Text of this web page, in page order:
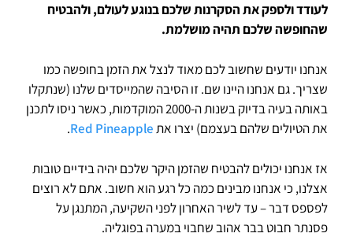
לעודד ולספק את הסקרנות שלכם בנוגע לעולם, ולהבטיח
שהחופשה שלכם תהיה מושלמת.
אנחנו יודעים שחשוב לכם מאוד לנצל את הזמן בחופשה כמו
שצריך. גם אנחנו היינו שם. זו הסיבה שהמייסדים שלנו (שנתקלו
באותה בעיה בדיוק בשנות ה-2000 המוקדמות, כאשר ניסו לתכנן
את הטיולים שלהם בעצמם) יצרו אתRed Pineapple
.
אז אנחנו יכולים להבטיח שהזמן היקר שלכם יהיה בידיים טובות
אצלנו, כי אנחנו מבינים כמה כל רגע הוא חשוב. אתם לא רוצים
לפספס דבר – עד לשיר האחרון לפני השקיעה, המתנגן על
פסנתר חבוט בבר אהוב שחבוי במערה בפוגליה.